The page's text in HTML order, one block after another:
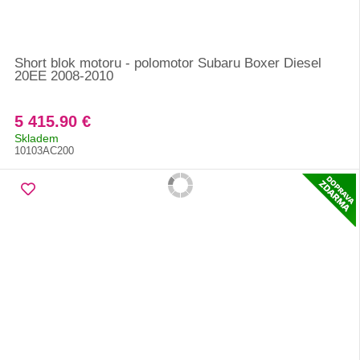
Short blok motoru - polomotor Subaru Boxer Diesel
20EE 2008-2010
5 415.90 €
Skladem
10103AC200